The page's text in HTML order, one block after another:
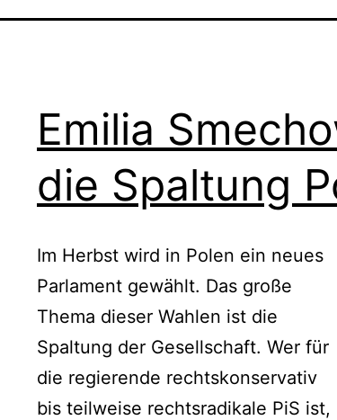
Emilia
die Spaltung
Im Herbst wird in Polen ein neues
Parlament gewählt. Das große
Thema dieser Wahlen ist die
Spaltung der Gesellschaft. Wer für
die regierende rechtskonservativ
bis teilweise rechtsradikale PiS ist,